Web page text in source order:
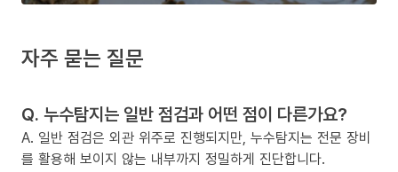
자주 묻는 질문
Q. 누수탐지는 일반 점검과 어떤 점이 다른가요?
A. 일반 점검은 외관 위주로 진행되지만, 누수탐지는 전문 장비
를 활용해 보이지 않는 내부까지 정밀하게 진단합니다.